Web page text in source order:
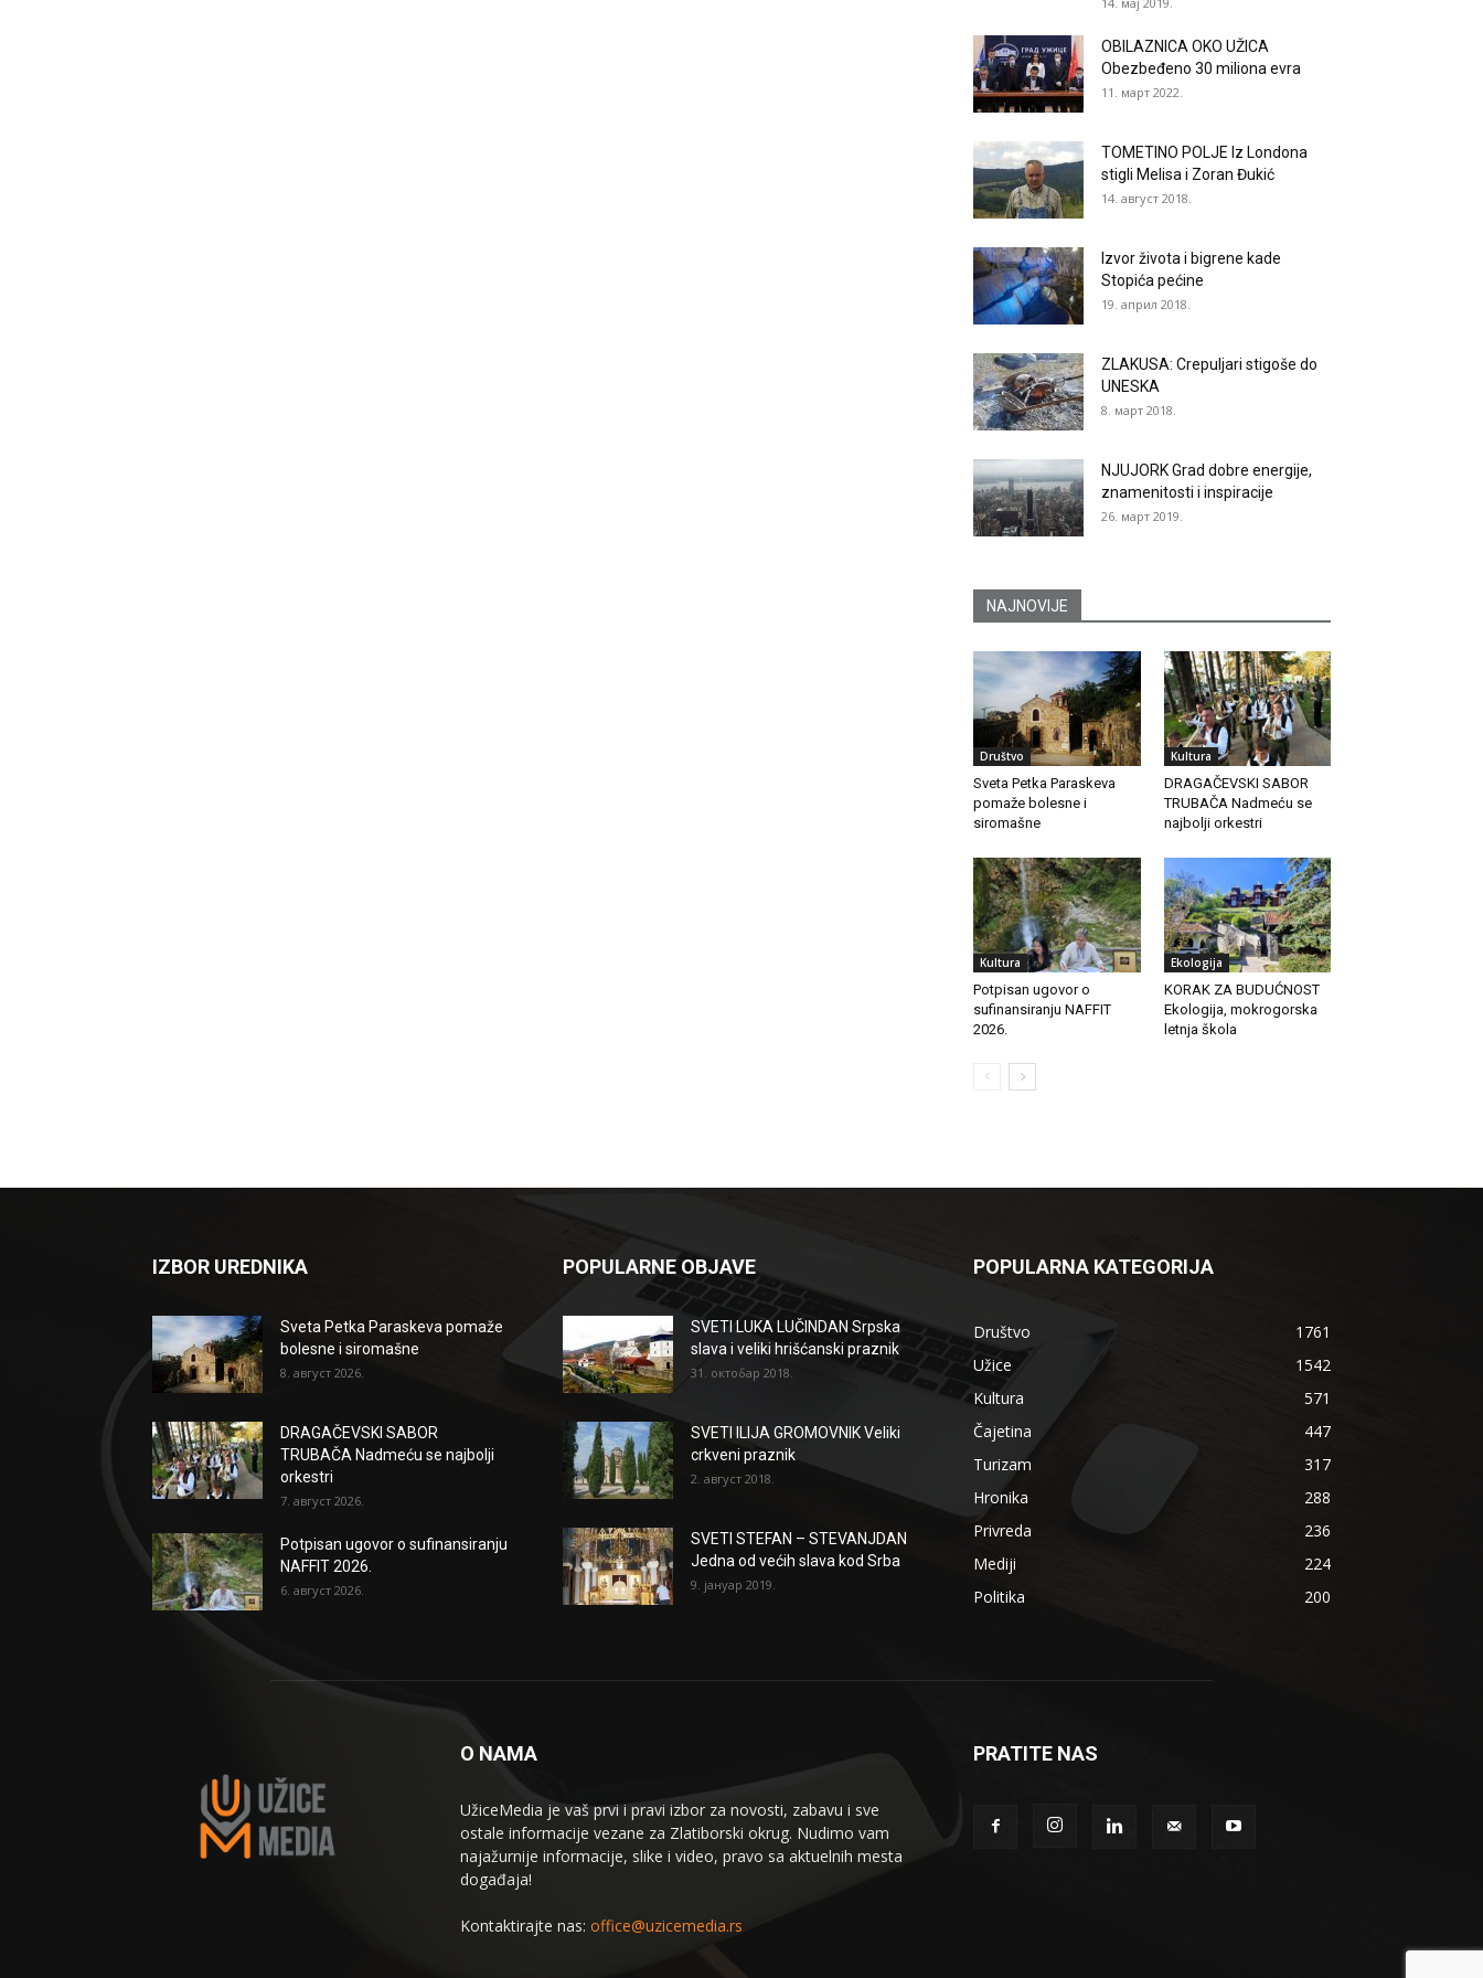
OBILAZNICA OKO UŽICA
Obezbeđeno 30 miliona evra
11. март 2022.
TOMETINO POLJE Iz Londona
stigli Melisa i Zoran Đukić
14. август 2018.
Izvor života i bigrene kade
Stopića pećine
19. април 2018.
ZLAKUSA: Crepuljari stigoše do
UNESKA
8. март 2018.
NJUJORK Grad dobre energije,
znamenitosti i inspiracije
26. март 2019.
NAJNOVIJE
Društvo
Sveta Petka Paraskeva
pomaže bolesne i
siromašne
Kultura
DRAGAČEVSKI SABOR
TRUBAČA Nadmeću se
najbolji orkestri
Kultura
Potpisan ugovor o
sufinansiranju NAFFIT
2026.
Ekologija
KORAK ZA BUDUĆNOST
Ekologija, mokrogorska
letnja škola
IZBOR UREDNIKA
Sveta Petka Paraskeva pomaže
bolesne i siromašne
8. август 2026.
DRAGAČEVSKI SABOR
TRUBAČA Nadmeću se najbolji
orkestri
7. август 2026.
Potpisan ugovor o sufinansiranju
NAFFIT 2026.
6. август 2026.
POPULARNE OBJAVE
SVETI LUKA LUČINDAN Srpska
slava i veliki hrišćanski praznik
31. октобар 2018.
SVETI ILIJA GROMOVNIK Veliki
crkveni praznik
2. август 2018.
SVETI STEFAN – STEVANJDAN
Jedna od većih slava kod Srba
9. јануар 2019.
POPULARNA KATEGORIJA
Društvo
1761
Užice
1542
Kultura
571
Čajetina
447
Turizam
317
Hronika
288
Privreda
236
Mediji
224
Politika
200
O NAMA
UžiceMedia je vaš prvi i pravi izbor za novosti, zabavu i sve
ostale informacije vezane za Zlatiborski okrug. Nudimo vam
najažurnije informacije, slike i video, pravo sa aktuelnih mesta
događaja!
Kontaktirajte nas: office@uzicemedia.rs
PRATITE NAS